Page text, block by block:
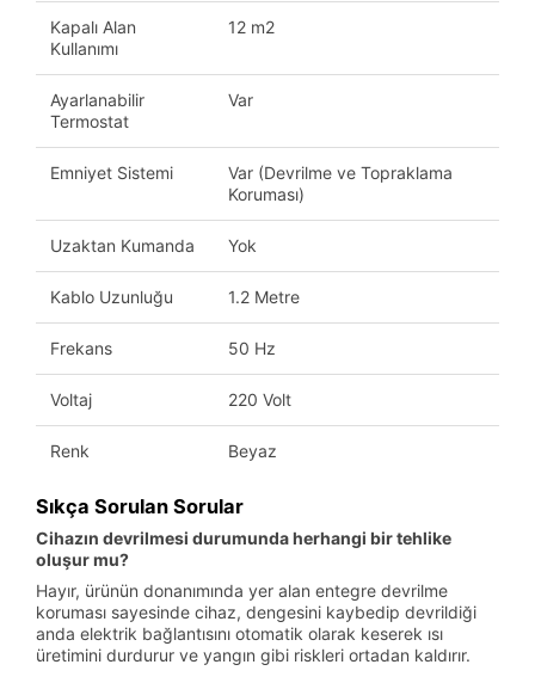
Kapalı Alan
Kullanımı
12 m2
Ayarlanabilir
Termostat
Var
Emniyet Sistemi
Var (Devrilme ve Topraklama
Koruması)
Uzaktan Kumanda Yok
Kablo Uzunluğu 1.2 Metre
Frekans 50 Hz
Voltaj 220 Volt
Renk Beyaz
Sıkça Sorulan Sorular
Cihazın devrilmesi durumunda herhangi bir tehlike
oluşur mu?
Hayır, ürünün donanımında yer alan entegre devrilme
koruması sayesinde cihaz, dengesini kaybedip devrildiği
anda elektrik bağlantısını otomatik olarak keserek ısı
üretimini durdurur ve yangın gibi riskleri ortadan kaldırır.